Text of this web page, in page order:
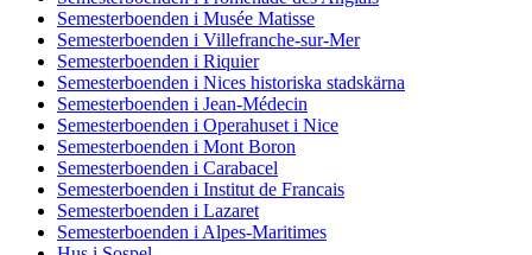
Semesterboenden i Musée Matisse
Semesterboenden i Villefranche-sur-Mer
Semesterboenden i Riquier
Semesterboenden i Nices historiska stadskärna
Semesterboenden i Jean-Médecin
Semesterboenden i Operahuset i Nice
Semesterboenden i Mont Boron
Semesterboenden i Carabacel
Semesterboenden i Institut de Francais
Semesterboenden i Lazaret
Semesterboenden i Alpes-Maritimes